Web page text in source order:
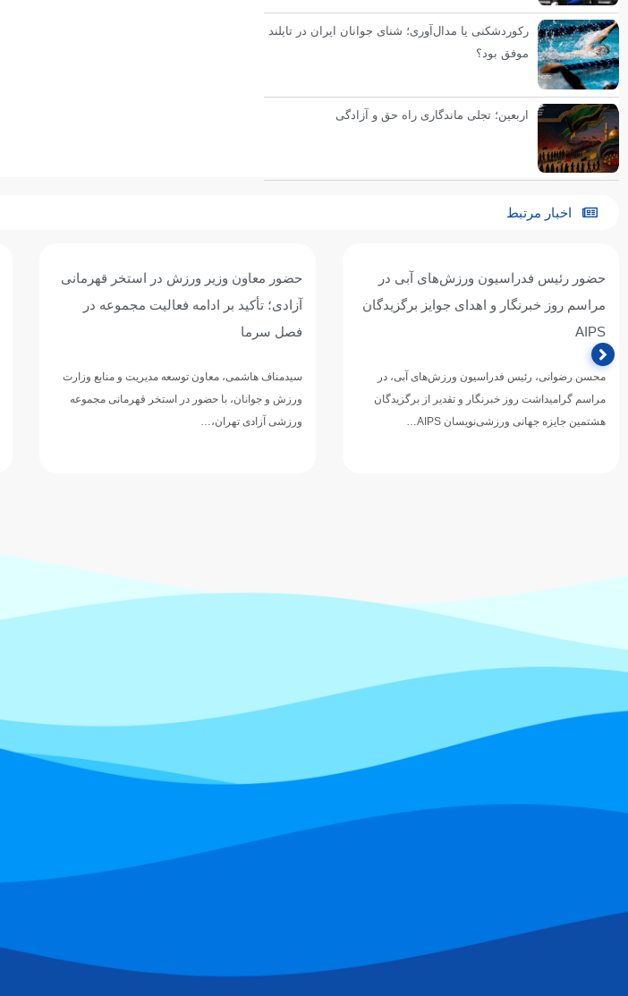
رکوردشکنی یا مدال‌آوری؛ شنای جوانان ایران در تایلند
موفق بود؟
اربعین؛ تجلی ماندگاری راه حق و آزادگی
اخبار مرتبط
حضور رئیس فدراسیون ورزش‌های آبی در
مراسم روز خبرنگار و اهدای جوایز برگزیدگان
AIPS
محسن رضوانی، رئیس فدراسیون ورزش‌های آبی، در
مراسم گرامیداشت روز خبرنگار و تقدیر از برگزیدگان
هشتمین جایزه جهانی ورزشی‌نویسان AIPS…
حضور معاون وزیر ورزش در استخر قهرمانی
آزادی؛ تأکید بر ادامه فعالیت مجموعه در
فصل سرما
سیدمناف هاشمی، معاون توسعه مدیریت و منابع وزارت
ورزش و جوانان، با حضور در استخر قهرمانی مجموعه
ورزشی آزادی تهران،…